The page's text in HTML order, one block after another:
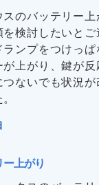
スのバッテリー
を検討したいとご
ランプをつけっぱ
が上がり、鍵が反
ないでも状況
ー上がり